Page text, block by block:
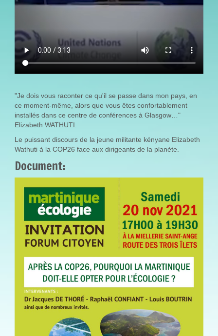
"Je dois vous raconter ce qu'il se passe dans mon pays, en
ce moment-même, alors que vous êtes confortablement
installés dans ce centre de conférences à Glasgow…"
Elizabeth WATHUTI.
Le puissant discours de la jeune militante kényane Elizabeth
Wathuti à la COP26 face aux dirigeants de la planète.
Document:
FLYER_0.JPG